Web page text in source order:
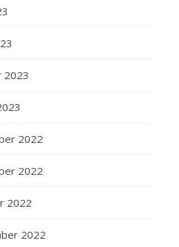
2023
2022
2022
2022
2022